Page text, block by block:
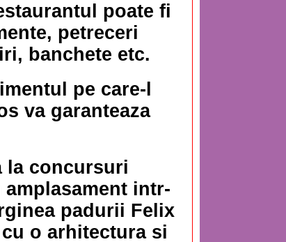
poate fi
petreceri
banchete etc.
pe care-l
va garanteaza
la concursuri
intr-
padurii Felix
o arhitectura si